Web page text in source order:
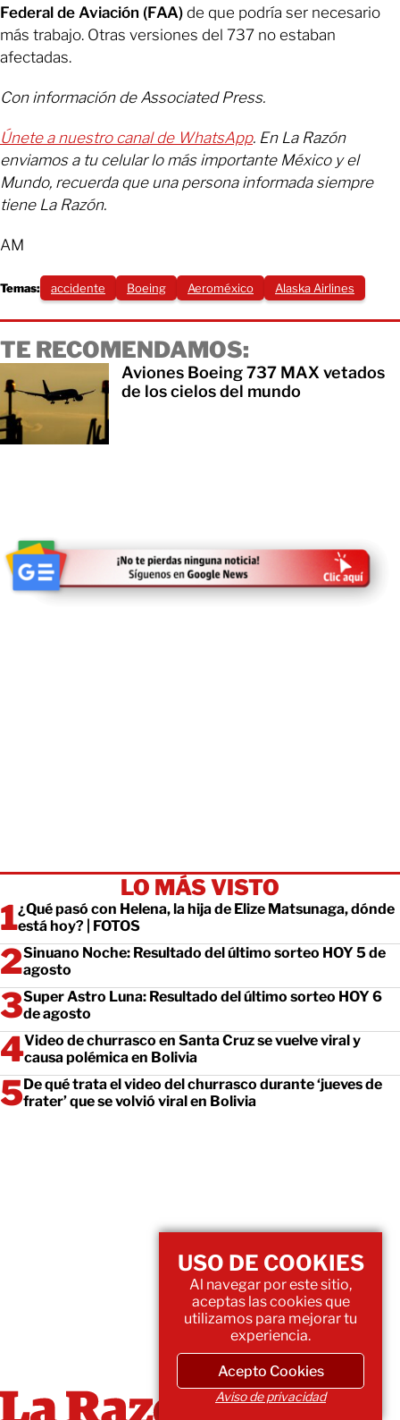
Federal de Aviación (FAA) de que podría ser necesario
más trabajo. Otras versiones del 737 no estaban
afectadas.
Con información de Associated Press.
Únete a nuestro canal de WhatsApp. En La Razón
enviamos a tu celular lo más importante México y el
Mundo, recuerda que una persona informada siempre
tiene La Razón.
AM
Temas: accidente Boeing Aeroméxico Alaska Airlines
TE RECOMENDAMOS:
Aviones Boeing 737 MAX vetados
de los cielos del mundo
LO MÁS VISTO
¿Qué pasó con Helena, la hija de Elize Matsunaga, dónde
está hoy? | FOTOS
Sinuano Noche: Resultado del último sorteo HOY 5 de
agosto
Super Astro Luna: Resultado del último sorteo HOY 6
de agosto
Video de churrasco en Santa Cruz se vuelve viral y
causa polémica en Bolivia
De qué trata el video del churrasco durante ‘jueves de
frater’ que se volvió viral en Bolivia
USO DE COOKIES
Al navegar por este sitio,
aceptas las cookies que
utilizamos para mejorar tu
experiencia.
Acepto Cookies
Aviso de privacidad